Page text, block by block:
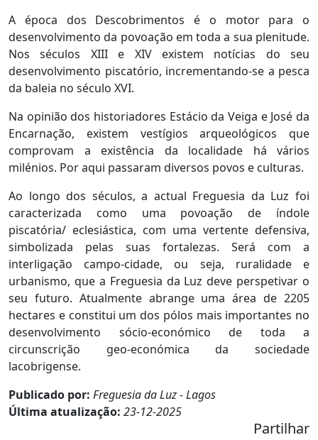
A época dos Descobrimentos é o motor para o
desenvolvimento da povoação em toda a sua plenitude.
Nos séculos XIII e XIV existem notícias do seu
desenvolvimento piscatório, incrementando-se a pesca
da baleia no século XVI.
Na opinião dos historiadores Estácio da Veiga e José da
Encarnação, existem vestígios arqueológicos que
comprovam a existência da localidade há vários
milénios. Por aqui passaram diversos povos e culturas.
Ao longo dos séculos, a actual Freguesia da Luz foi
caracterizada como uma povoação de índole
piscatória/ eclesiástica, com uma vertente defensiva,
simbolizada pelas suas fortalezas. Será com a
interligação campo-cidade, ou seja, ruralidade e
urbanismo, que a Freguesia da Luz deve perspetivar o
seu futuro. Atualmente abrange uma área de 2205
hectares e constitui um dos pólos mais importantes no
desenvolvimento sócio-económico de toda a
circunscrição geo-económica da sociedade
lacobrigense.
Publicado por: Freguesia da Luz - Lagos
Última atualização: 23-12-2025
Partilhar